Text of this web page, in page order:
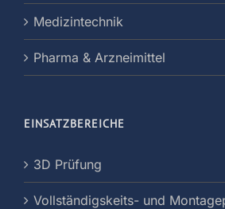
Medizintechnik
Pharma & Arzneimittel
EINSATZBEREICHE
3D Prüfung
Vollständigskeits- und